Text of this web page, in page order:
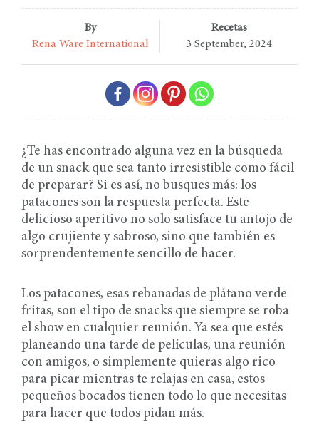
By
Rena Ware International
Recetas
3 September, 2024
¿Te has encontrado alguna vez en la búsqueda
de un snack que sea tanto irresistible como fácil
de preparar? Si es así, no busques más: los
patacones son la respuesta perfecta. Este
delicioso aperitivo no solo satisface tu antojo de
algo crujiente y sabroso, sino que también es
sorprendentemente sencillo de hacer.
Los patacones, esas rebanadas de plátano verde
fritas, son el tipo de snacks que siempre se roba
el show en cualquier reunión. Ya sea que estés
planeando una tarde de películas, una reunión
con amigos, o simplemente quieras algo rico
para picar mientras te relajas en casa, estos
pequeños bocados tienen todo lo que necesitas
para hacer que todos pidan más.